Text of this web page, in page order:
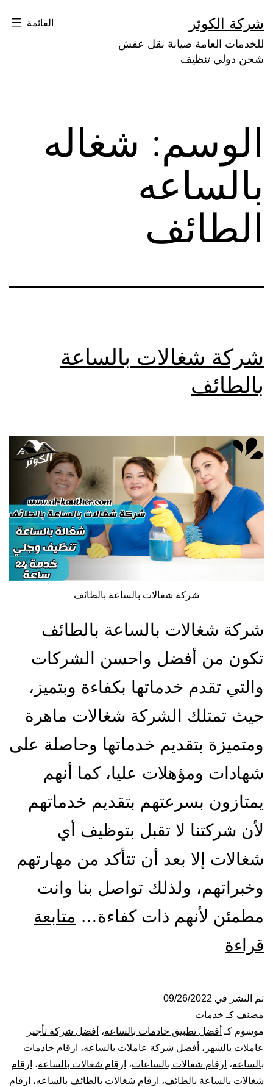
إلى
المحتوى
شركة الكوثر
للخدمات العامة صيانة نقل عفش
شحن دولي تنظيف
القائمة
الوسم: شغاله
بالساعه
الطائف
شركة شغالات بالساعة
بالطائف
شركة شغالات بالساعة بالطائف
شركة شغالات بالساعة بالطائف
تكون من أفضل واحسن الشركات
والتي تقدم خدماتها بكفاءة وبتميز،
حيث تمتلك الشركة شغالات ماهرة
ومتميزة بتقديم خدماتها وحاصلة على
شهادات ومؤهلات عليا، كما أنهم
يمتازون بسرعتهم بتقديم خدماتهم
لأن شركتنا لا تقبل بتوظيف أي
شغالات إلا بعد أن تتأكد من مهارتهم
وخبراتهم، ولذلك تواصل بنا وانت
مطمئن لأنهم ذات كفاءة… متابعة
قراءة
بالساعة
بالطائف
تم النشر في 09/26/2022
مصنف كـ خدمات
موسوم كـ أفضل تطبيق خادمات بالساعه، أفضل شركة تأجير
عاملات بالشهر ، أفضل شركة عاملات بالساعه، ارقام خادمات
بالساعه، ارقام شغالات بالساعات، ارقام شغالات بالساعة، ارقام
شغالات بالساعة بالطائف، ارقام شغالات بالطائف بالساعه، ارقام